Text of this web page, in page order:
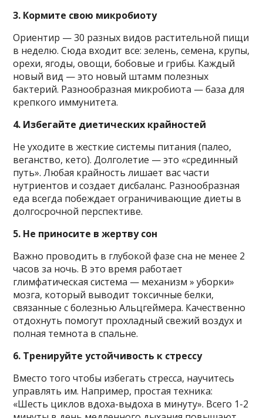
3. Кормите свою микробиоту
Ориентир — 30 разных видов растительной пищи
в неделю. Сюда входит все: зелень, семена, крупы,
орехи, ягоды, овощи, бобовые и грибы. Каждый
новый вид — это новый штамм полезных
бактерий. Разнообразная микробиота — база для
крепкого иммунитета.
4. Избегайте диетических крайностей
Не уходите в жесткие системы питания (палео,
веганство, кето). Долголетие — это «срединный
путь». Любая крайность лишает вас части
нутриентов и создает дисбаланс. Разнообразная
еда всегда побеждает ограничивающие диеты в
долгосрочной перспективе.
5. Не приносите в жертву сон
Важно проводить в глубокой фазе сна не менее 2
часов за ночь. В это время работает
глимфатическая система — механизм » уборки»
мозга, который выводит токсичные белки,
связанные с болезнью Альцгеймера. Качественно
отдохнуть помогут прохладный свежий воздух и
полная темнота в спальне.
6. Тренируйте устойчивость к стрессу
Вместо того чтобы избегать стресса, научитесь
управлять им. Например, простая техника:
«Шесть циклов вдоха-выдоха в минуту». Всего 1-2